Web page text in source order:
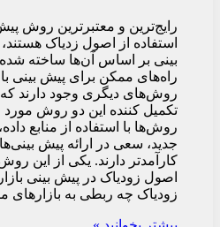
رایج‌ترین و معتبرترین روش‌
استفاده از اصول زدیاک
بینی بر اساس آن‌ها ساخته
راه‌های ممکن برای پیش بینی
روش‌های دیگری وجود دارند که
تکمیل کننده این دو روش مورد
روش‌ها با استفاده از منابع
جدید، سعی در ارائه پیش
کارآمدتر دارند. یکی از این
اصول زودیاک در پیش بینی
زودیاک چه ربطی به بازارهای